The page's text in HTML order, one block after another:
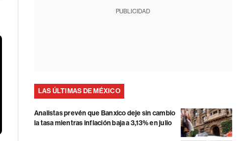
PUBLICIDAD
LAS ÚLTIMAS DE MÉXICO
Analistas prevén que Banxico deje sin cambio
la tasa mientras inflación baja a 3,13% en julio